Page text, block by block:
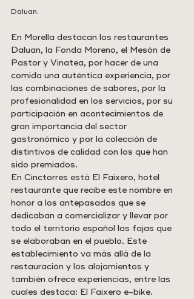
Daluan.
En Morella destacan los restaurantes
Daluan, la Fonda Moreno, el Mesón de
Pastor y Vinatea, por hacer de una
comida una auténtica experiencia, por
las combinaciones de sabores, por la
profesionalidad en los servicios, por su
participación en acontecimientos de
gran importancia del sector
gastronómico y por la colección de
distintivos de calidad con los que han
sido premiados.
En Cinctorres está El Faixero, hotel
restaurante que recibe este nombre en
honor a los antepasados que se
dedicaban a comercializar y llevar por
todo el territorio español las fajas que
se elaboraban en el pueblo. Este
establecimiento va más allá de la
restauración y los alojamientos y
también ofrece experiencias, entre las
cuales destaca: El Faixero e-bike.